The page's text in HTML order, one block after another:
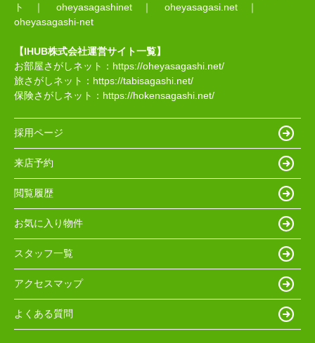
ト
｜ oheyasagashinet ｜ oheyasagasi.net ｜
oheyasagashi-net
【IHUB株式会社運営サイト一覧】
お部屋さがしネット： https://oheyasagashi.net/
旅さがしネット： https://tabisagashi.net/
保険さがしネット： https://hokensagashi.net/
採用ページ
来店予約
閲覧履歴
お気に入り物件
スタッフ一覧
アクセスマップ
よくある質問